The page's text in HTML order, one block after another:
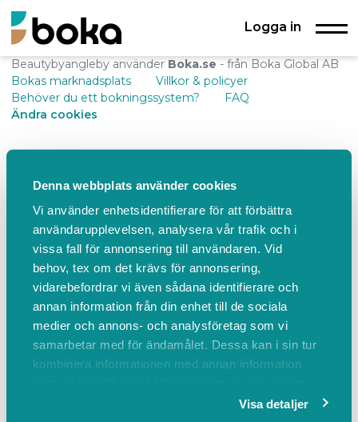
Denna webbplats använder cookies
Vi använder enhetsidentifierare för att förbättra
användarupplevelsen, analysera vår trafik och i
vissa fall för annonsering till användaren. Vid
behov, tex om det krävs för annonsering,
vidarebefordrar vi även sådana identifierare och
annan information från din enhet till de sociala
medier och annons- och analysföretag som vi
samarbetar med för ändamålet. Dessa kan i sin tur
kombinera informationen med annan information
Visa detaljer
Logga in
Beautybyangleby använder Boka.se - från Boka Global AB
Bokas marknadsplats
Villkor & policyer
Behöver du ett bokningssystem?
FAQ
Ändra cookies